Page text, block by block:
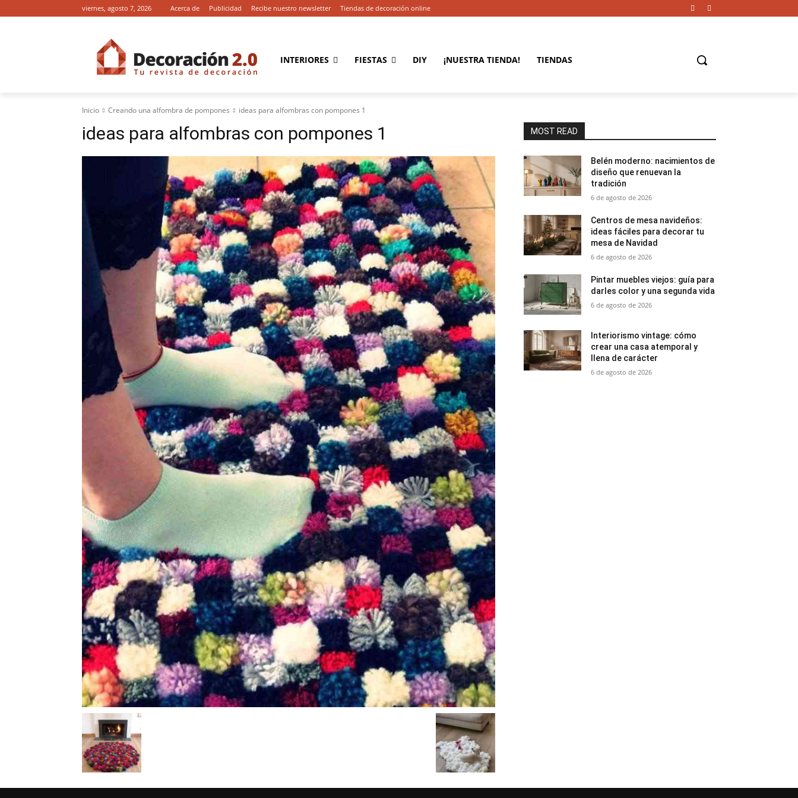
viernes, agosto 7, 2026 Acerca de Publicidad Recibe nuestro newsletter Tiendas de decoración online
INTERIORES FIESTAS DIY ¡NUESTRA TIENDA! TIENDAS
Inicio Creando una alfombra de pompones ideas para alfombras con pompones 1
ideas para alfombras con pompones 1 MOST READ
Belén moderno: nacimientos de
diseño que renuevan la
tradición
6 de agosto de 2026
Centros de mesa navideños:
ideas fáciles para decorar tu
mesa de Navidad
6 de agosto de 2026
Pintar muebles viejos: guía para
darles color y una segunda vida
6 de agosto de 2026
Interiorismo vintage: cómo
crear una casa atemporal y
llena de carácter
6 de agosto de 2026